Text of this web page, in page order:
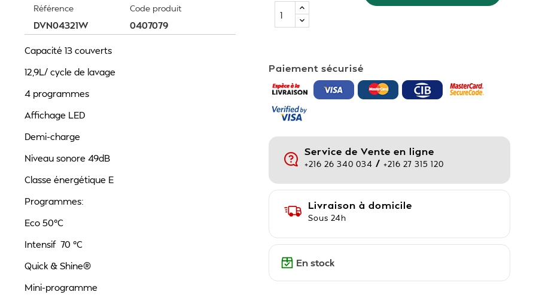
Référence
DVN04321W
Code produit
0407079
Capacité 13 couverts
12,9L/ cycle de lavage
4 programmes
Affichage LED
Demi-charge
Niveau sonore 49dB
Classe énergétique E
Programmes:
Eco 50°C
Intensif 70 °C
Quick & Shine®
Mini-programme
Paiement sécurisé
Service de Vente en ligne
+216 26 340 034 /+216 27 315 120
Livraison à domicile
Sous 24h
En stock